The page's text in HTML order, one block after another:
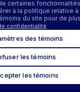
certaines
à la politique relative à
du site pour de
confidentialité
des témoins
les témoins
les témoins